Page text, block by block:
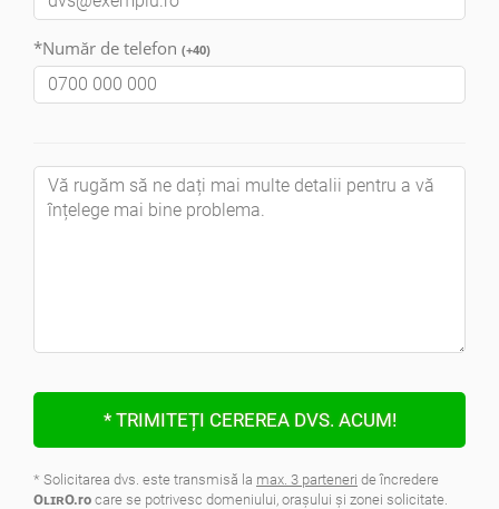
*Număr de telefon (+40)
* TRIMITEȚI CEREREA DVS. ACUM!
* Solicitarea dvs. este transmisă la max. 3 parteneri de încredere
OʟɪʀO.ro care se potrivesc domeniului, oraşului şi zonei solicitate.